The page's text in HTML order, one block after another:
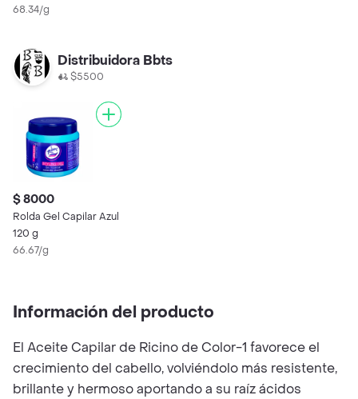
68.34/g
Distribuidora Bbts
$5500
$ 8000
Rolda Gel Capilar Azul
120 g
66.67/g
Información del producto
El Aceite Capilar de Ricino de Color-1 favorece el
crecimiento del cabello, volviéndolo más resistente,
brillante y hermoso aportando a su raíz ácidos